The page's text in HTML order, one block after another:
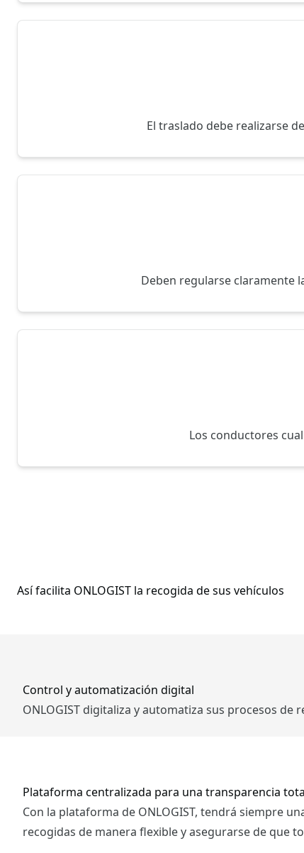
El traslado debe realizarse
Deben regularse claramente
Los conductores
Así facilita ONLOGIST la recogida de sus vehículos
Control y automatización digital
ONLOGIST digitaliza y automatiza sus procesos
Plataforma centralizada para una transparencia
Con la plataforma de ONLOGIST, tendrá siempre
recogidas de manera flexible y asegurarse de que